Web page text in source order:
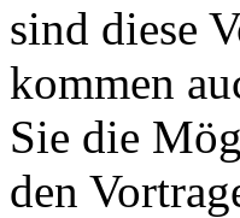
sind diese
kommen
Sie die
den